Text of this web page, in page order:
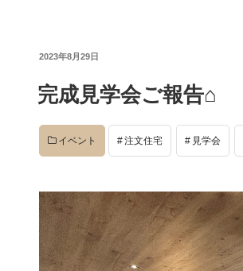
投
日:
2023年8月29日
完成見学会ご報告⌂
イベント 注文住宅 見学会